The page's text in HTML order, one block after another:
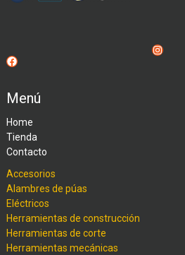
Instagram
Facebook
Menú
Home
Tienda
Contacto
Accesorios
Alambres de púas
Eléctricos
Herramientas de construcción
Herramientas de corte
Herramientas mecánicas